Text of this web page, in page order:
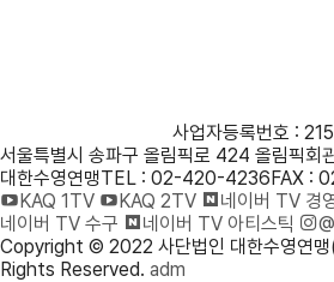
사업자등록번호 :
서울특별시 송파구 올림픽로 424 올림픽회
대한수영연맹TEL : 02-420-4236FAX :
KAQ 1TV
KAQ 2TV 네이버 TV 경
네이버 TV 수구
네이버 TV 아티스틱
Copyright © 2022 사단법인 대한수영연
Rights Reserved. adm